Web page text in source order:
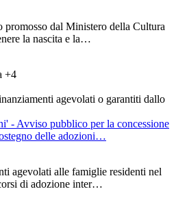
promosso dal Ministero della Cultura
la nascita e la…
+4
agevolati o garantiti dallo
- Avviso pubblico per la concessione
delle adozioni…
agevolati alle famiglie residenti nel
di adozione inter…